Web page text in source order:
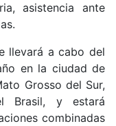
asistencia ante
llevará a cabo del
en la ciudad de
Grosso del Sur,
Brasil, y estará
combinadas